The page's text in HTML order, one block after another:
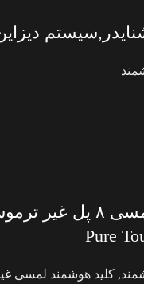
کلید هوشمند لمسی ۸ پل
, کلید هوشمند لمسی